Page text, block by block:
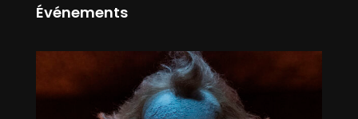
Événements